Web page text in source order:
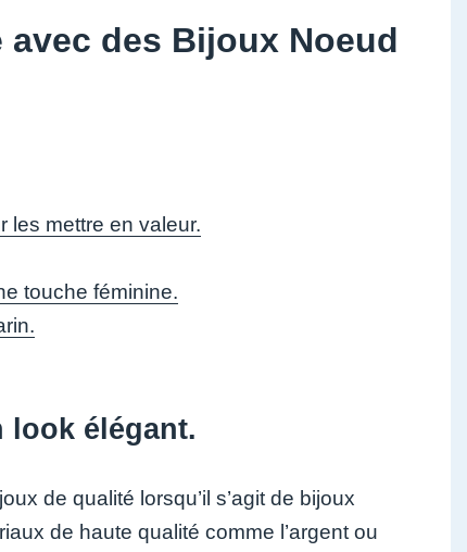
des Bijoux Noeud
les mettre en valeur.
touche féminine.
look élégant.
de qualité lorsqu’il s’agit de bijoux
de haute qualité comme l’argent ou